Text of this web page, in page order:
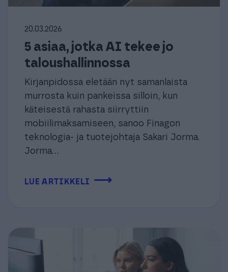
20.03.2026
5 asiaa, jotka AI tekee jo
taloushallinnossa
Kirjanpidossa eletään nyt samanlaista
murrosta kuin pankeissa silloin, kun
käteisestä rahasta siirryttiin
mobiilimaksamiseen, sanoo Finagon
teknologia- ja tuotejohtaja Sakari Jorma.
Jorma...
LUE ARTIKKELI ⟶